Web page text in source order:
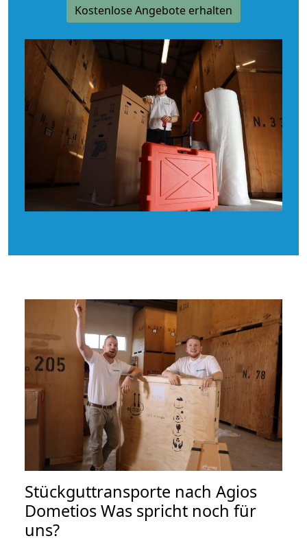
Kostenlose Angebote erhalten
Stückguttransporte nach Agios
Dometios Was spricht noch für
uns?